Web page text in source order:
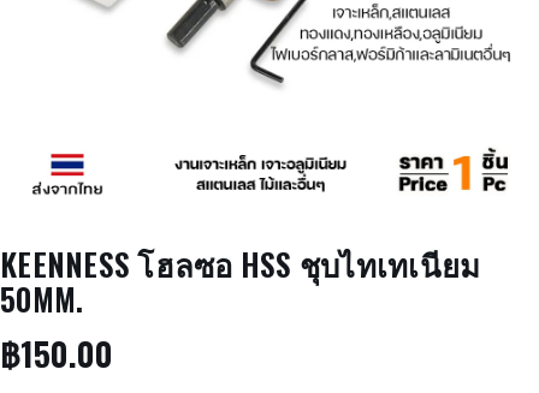
KEENNESS โฮลซอ HSS ชุบไทเทเนียม
50MM.
฿150.00